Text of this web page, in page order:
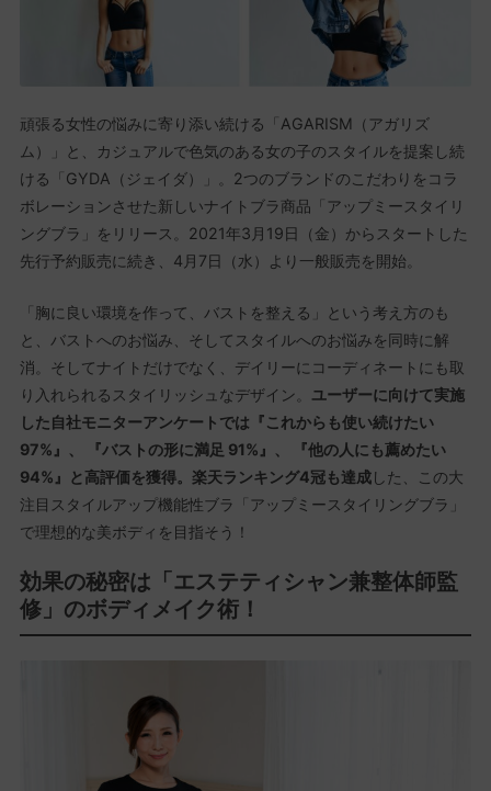
頑張る女性の悩みに寄り添い続ける「AGARISM（アガリズ
ム）」と、カジュアルで色気のある女の子のスタイルを提案し続
ける「GYDA（ジェイダ）」。2つのブランドのこだわりをコラ
ボレーションさせた新しいナイトブラ商品「アップミースタイリ
ングブラ」をリリース。2021年3月19日（金）からスタートした
先行予約販売に続き、4月7日（水）より一般販売を開始。
「胸に良い環境を作って、バストを整える」という考え方のも
と、バストへのお悩み、そしてスタイルへのお悩みを同時に解
消。そしてナイトだけでなく、デイリーにコーディネートにも取
り入れられるスタイリッシュなデザイン。 ユーザーに向けて実施
した自社モニターアンケートでは『これからも使い続けたい
97%』、 『バストの形に満足 91%』、 『他の人にも薦めたい
94%』と高評価を獲得。楽天ランキング4冠も達成した、この大
注目スタイルアップ機能性ブラ「アップミースタイリングブラ」
で理想的な美ボディを目指そう！
効果の秘密は「エステティシャン兼整体師監
修」のボディメイク術！